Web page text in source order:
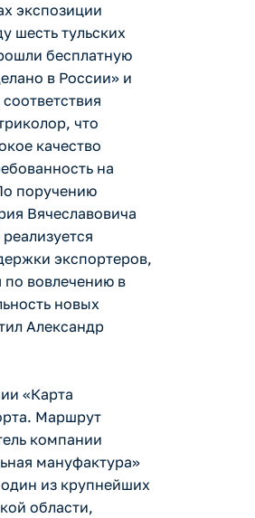
экспозиции
шесть тульских
бесплатную
в России» и
что
качество
на
поручению
Вячеславовича
экспортеров,
по вовлечению в
новых
Александр
«Карта
Маршрут
компании
мануфактура»
из крупнейших
области,